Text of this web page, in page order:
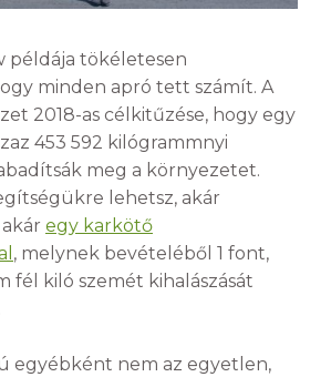
példája tökéletesen
minden apró tett számít. A
2018-as célkitűzése, hogy egy
453 592 kilógrammnyi
meg a környezetet.
lehetsz, akár
egy karkötő
, melynek bevételéből 1 font,
fél kiló szemét kihalászását
egyébként nem az egyetlen,